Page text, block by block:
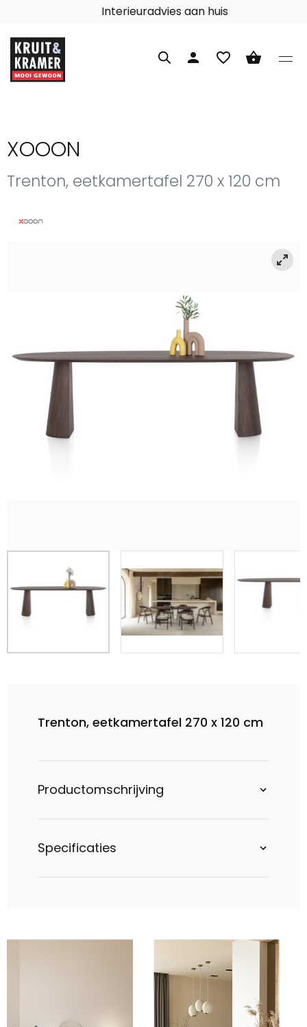
Interieuradvies aan huis
person favorite_border shopping_basket
XOOON
Trenton, eetkamertafel 270 x 120 cm
Trenton, eetkamertafel 270 x 120 cm
Productomschrijving
Specificaties